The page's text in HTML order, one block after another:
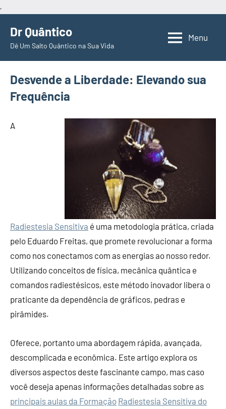
para
conteúdo
Dr Quântico
Dê Um Salto Quântico na Sua Vida
Menu
Desvende a Liberdade: Elevando sua
Frequência
A
Radiestesia Sensitiva é uma metodologia prática, criada
pelo Eduardo Freitas, que promete revolucionar a forma
como nos conectamos com as energias ao nosso redor.
Utilizando conceitos de física, mecânica quântica e
comandos radiestésicos, este método inovador libera o
praticante da dependência de gráficos, pedras e
pirâmides.
Oferece, portanto uma abordagem rápida, avançada,
descomplicada e econômica. Este artigo explora os
diversos aspectos deste fascinante campo, mas caso
você deseja apenas informações detalhadas sobre as
principais aulas da Formação Radiestesia Sensitiva do